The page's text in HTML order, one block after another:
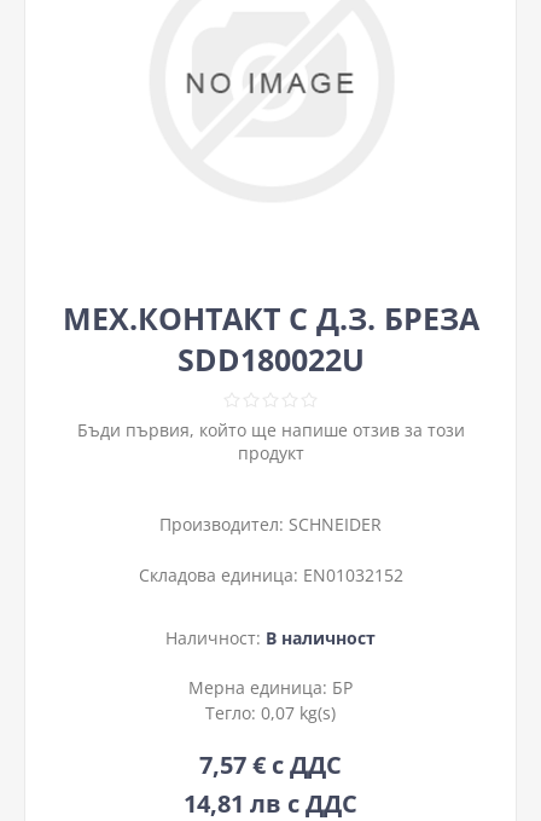
МЕХ.КОНТАКТ С Д.З. БРЕЗА
SDD180022U
Бъди първия, който ще напише отзив за този
продукт
Производител: SCHNEIDER
Складова единица: EN01032152
Наличност: В наличност
Мерна единица: БР
Тегло: 0,07 kg(s)
7,57 € с ДДС
14,81 лв с ДДС